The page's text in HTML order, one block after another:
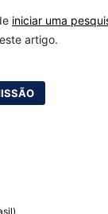
iniciar uma
artigo.